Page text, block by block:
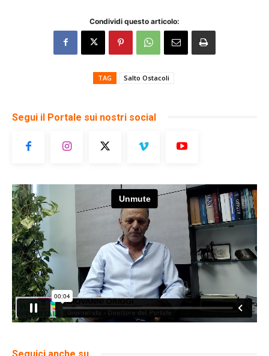
Condividi questo articolo:
TAG Salto Ostacoli
Segui il Portale sui nostri social